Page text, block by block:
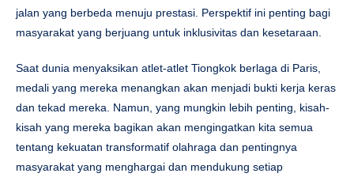
jalan yang berbeda menuju prestasi. Perspektif ini penting bagi
masyarakat yang berjuang untuk inklusivitas dan kesetaraan.
Saat dunia menyaksikan atlet-atlet Tiongkok berlaga di Paris,
medali yang mereka menangkan akan menjadi bukti kerja keras
dan tekad mereka. Namun, yang mungkin lebih penting, kisah-
kisah yang mereka bagikan akan mengingatkan kita semua
tentang kekuatan transformatif olahraga dan pentingnya
masyarakat yang menghargai dan mendukung setiap